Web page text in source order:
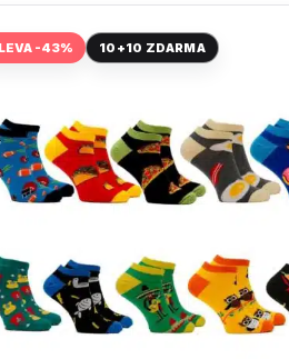
-43% 10+10 ZDARMA